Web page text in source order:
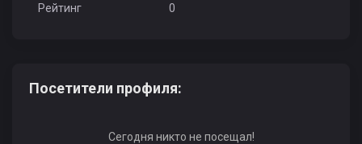
Рейтинг 0
Посетители профиля:
Сегодня никто не посещал!